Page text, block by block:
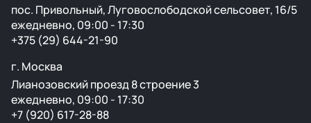
пос. Привольный, Луговослободской сельсовет, 16/5
ежедневно, 09:00 - 17:30
+375 (29) 644-21-90
г. Москва
Лианозовский проезд 8 строение 3
ежедневно, 09:00 - 17:30
+7 (920) 617-28-88